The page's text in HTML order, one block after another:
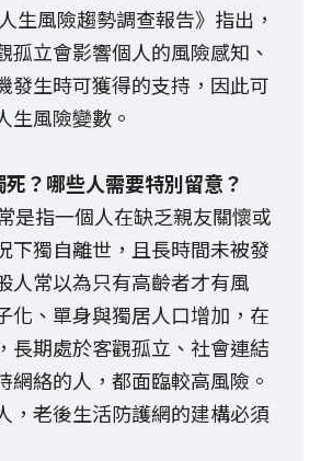
生風險趨勢調查報告》指出，
孤立會影響個人的風險感知、
發生時可獲得的支持，因此可
生風險變數。
？哪些人需要特別留意？
是指一個人在缺乏親友關懷或
下獨自離世，且長時間未被發
人常以為只有高齡者才有風
化、單身與獨居人口增加，在
長期處於客觀孤立、社會連結
網絡的人，都面臨較高風險。
，老後生活防護網的建構必須